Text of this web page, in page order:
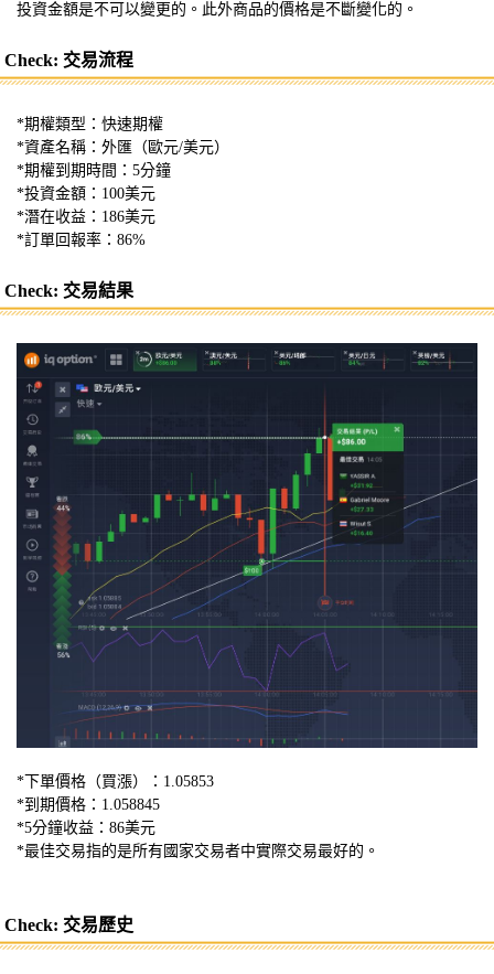
投資金額是不可以變更的。此外商品的價格是不斷變化的。
Check: 交易流程
*期權類型：快速期權
*資產名稱：外匯（歐元/美元）
*期權到期時間：5分鐘
*投資金額：100美元
*潛在收益：186美元
*訂單回報率：86%
Check: 交易結果
*下單價格（買漲）：1.05853
*到期價格：1.058845
*5分鐘收益：86美元
*最佳交易指的是所有國家交易者中實際交易最好的。
Check: 交易歷史